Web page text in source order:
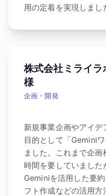
用の定着を実現しまし
株式会社ミライラ
様
企画・開発
新規事業企画やアイ
目的として「Gemini
ました。これまで企
時間を要していました
Geminiを活用した要
フト作成などの活用